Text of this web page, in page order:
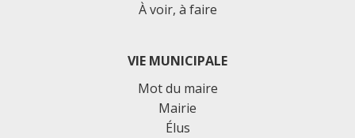
À voir, à faire
VIE MUNICIPALE
Mot du maire
Mairie
Élus